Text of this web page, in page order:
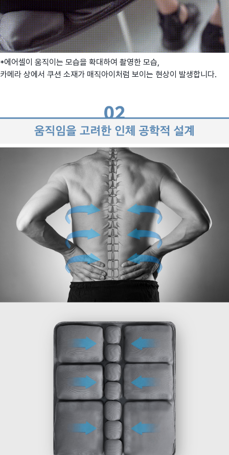
*에어셀이 움직이는 모습을 확대하여 촬영한 모습,
카메라 상에서 쿠션 소재가 매직아이처럼 보이는 현상이 발생합니다.